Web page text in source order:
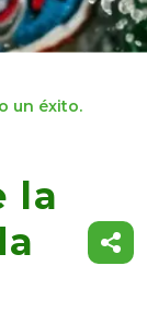
un éxito.
la